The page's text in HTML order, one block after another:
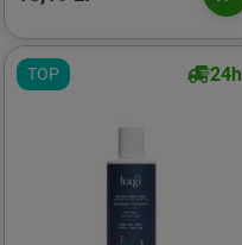
TOP 24h